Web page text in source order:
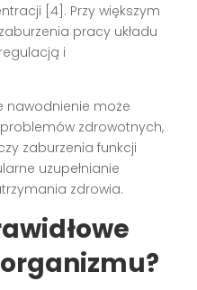
[4]. Przy większym
pracy układu
i
nawodnienie może
zdrowotnych,
zaburzenia funkcji
uzupełnianie
zdrowia.